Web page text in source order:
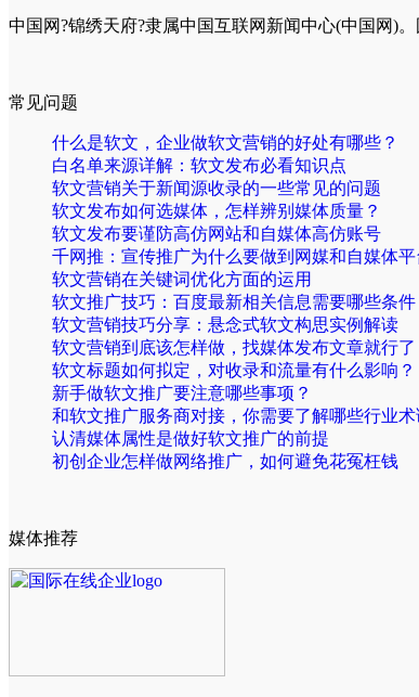
中国网?锦绣天府?隶属中国互联网新闻中心(中国网)
常见问题
什么是软文，企业做软文营销的好处有哪些？
白名单来源详解：软文发布必看知识点
软文营销关于新闻源收录的一些常见的问题
软文发布如何选媒体，怎样辨别媒体质量？
软文发布要谨防高仿网站和自媒体高仿账号
千网推：宣传推广为什么要做到网媒和自媒体
软文营销在关键词优化方面的运用
软文推广技巧：百度最新相关信息需要哪些条件
软文营销技巧分享：悬念式软文构思实例解读
软文营销到底该怎样做，找媒体发布文章就行了
软文标题如何拟定，对收录和流量有什么影响？
新手做软文推广要注意哪些事项？
和软文推广服务商对接，你需要了解哪些行业术
认清媒体属性是做好软文推广的前提
初创企业怎样做网络推广，如何避免花冤枉钱
媒体推荐